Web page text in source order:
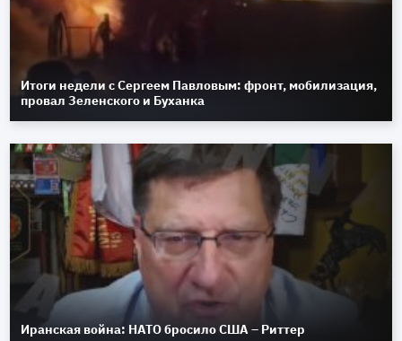
Итоги недели с Сергеем Павловым: фронт, мобилизация,
провал Зеленского и Буханка
Иранская война: НАТО бросило США – Риттер